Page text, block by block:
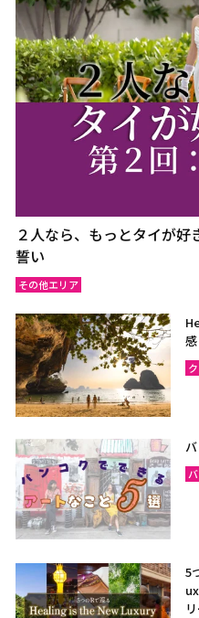
２人なら、もっとタイが
誓い
その他エリア
5